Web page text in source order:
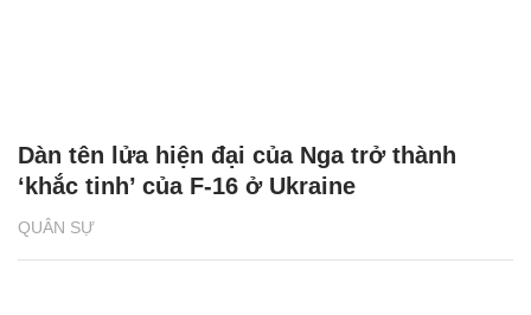
QUÂN SỰ
Dàn tên lửa hiện đại của Nga trở thành
‘khắc tinh’ của F-16 ở Ukraine